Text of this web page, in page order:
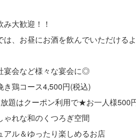
大歓迎！！
は、お昼にお酒を飲んでいただける
会など様々な宴会に◎
き鶏コース4,500円(税込)
題はクーポン利用で★お一人様500
れな和のくつろぎ空間
アル＆ゆったり楽しめるお店